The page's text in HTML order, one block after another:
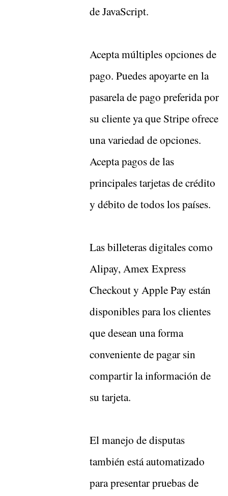
de JavaScript.
Acepta múltiples opciones de
pago. Puedes apoyarte en la
pasarela de pago preferida por
su cliente ya que Stripe ofrece
una variedad de opciones.
Acepta pagos de las
principales tarjetas de crédito
y débito de todos los países.
Las billeteras digitales como
Alipay, Amex Express
Checkout y Apple Pay están
disponibles para los clientes
que desean una forma
conveniente de pagar sin
compartir la información de
su tarjeta.
El manejo de disputas
también está automatizado
para presentar pruebas de